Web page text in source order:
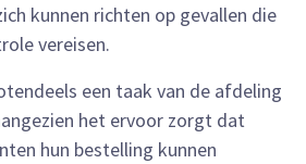
kunnen richten op gevallen die
vereisen.
een taak van de afdeling
het ervoor zorgt dat
hun bestelling kunnen